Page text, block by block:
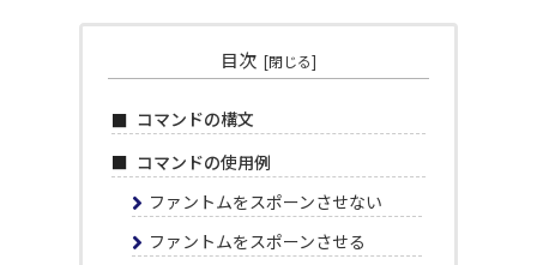
目次
コマンドの構文
コマンドの使用例
ファントムをスポーンさせない
ファントムをスポーンさせる